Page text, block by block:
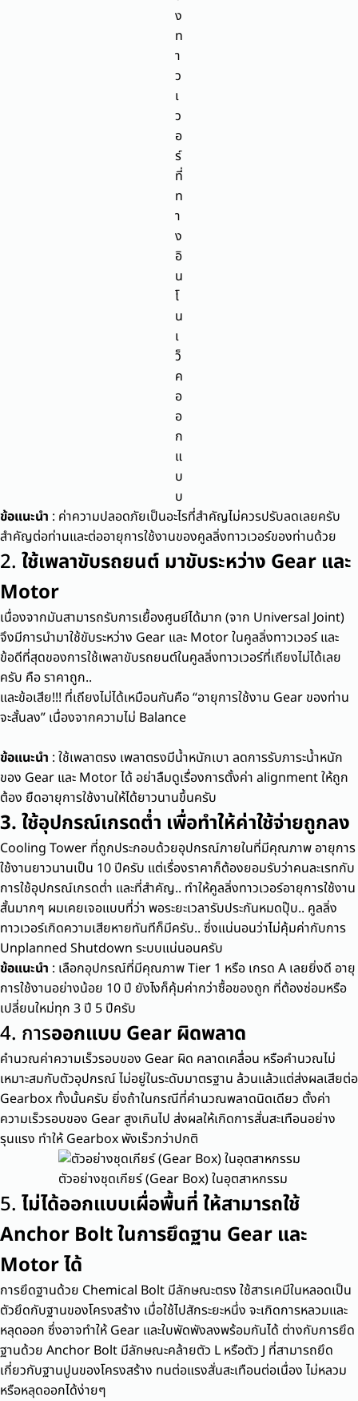
ง
ท
า
ว
เ
ว
อ
ร์
ที่
ท
า
ง
อิ
น
โ
น
เ
ว็
ค
อ
อ
ก
แ
บ
บ
ข้อแนะนำ : ค่าความปลอดภัยเป็นอะไรที่สำคัญไม่ควรปรับลดเลยครับ
สำคัญต่อท่านและต่ออายุการใช้งานของคูลลิ่งทาวเวอร์ของท่านด้วย
2. ใช้เพลาขับรถยนต์ มาขับระหว่าง Gear และ
Motor
เนื่องจากมันสามารถรับการเยื้องศูนย์ได้มาก (จาก Universal Joint)
จึงมีการนำมาใช้ขับระหว่าง Gear และ Motor ในคูลลิ่งทาวเวอร์ และ
ข้อดีที่สุดของการใช้เพลาขับรถยนต์ในคูลลิ่งทาวเวอร์ที่เถียงไม่ได้เลย
ครับ คือ ราคาถูก..
และข้อเสีย!!! ที่เถียงไม่ได้เหมือนกันคือ “อายุการใช้งาน Gear ของท่าน
จะสั้นลง” เนื่องจากความไม่ Balance
ข้อแนะนำ : ใช้เพลาตรง เพลาตรงมีน้ำหนักเบา ลดการรับภาระน้ำหนัก
ของ Gear และ Motor ได้ อย่าลืมดูเรื่องการตั้งค่า alignment ให้ถูก
ต้อง ยืดอายุการใช้งานให้ได้ยาวนานขึ้นครับ
3. ใช้อุปกรณ์เกรดต่ำ เพื่อทำให้ค่าใช้จ่ายถูกลง
Cooling Tower ที่ถูกประกอบด้วยอุปกรณ์ภายในที่มีคุณภาพ อายุการ
ใช้งานยาวนานเป็น 10 ปีครับ แต่เรื่องราคาก็ต้องยอมรับว่าคนละเรทกับ
การใช้อุปกรณ์เกรดต่ำ และที่สำคัญ.. ทำให้คูลลิ่งทาวเวอร์อายุการใช้งาน
สั้นมากๆ ผมเคยเจอแบบที่ว่า พอระยะเวลารับประกันหมดปุ๊บ.. คูลลิ่ง
ทาวเวอร์เกิดความเสียหายทันทีก็มีครับ.. ซึ่งแน่นอนว่าไม่คุ้มค่ากับการ
Unplanned Shutdown ระบบแน่นอนครับ
ข้อแนะนำ : เลือกอุปกรณ์ที่มีคุณภาพ Tier 1 หรือ เกรด A เลยยิ่งดี อายุ
การใช้งานอย่างน้อย 10 ปี ยังไงก็คุ้มค่ากว่าซื้อของถูก ที่ต้องซ่อมหรือ
เปลี่ยนใหม่ทุก 3 ปี 5 ปีครับ
4. การออกแบบ Gear ผิดพลาด
คำนวณค่าความเร็วรอบของ Gear ผิด คลาดเคลื่อน หรือคำนวณไม่
เหมาะสมกับตัวอุปกรณ์ ไม่อยู่ในระดับมาตรฐาน ล้วนแล้วแต่ส่งผลเสียต่อ
Gearbox ทั้งนั้นครับ ยิ่งถ้าในกรณีที่คำนวณพลาดนิดเดียว ตั้งค่า
ความเร็วรอบของ Gear สูงเกินไป ส่งผลให้เกิดการสั่นสะเทือนอย่าง
รุนแรง ทำให้ Gearbox พังเร็วกว่าปกติ
ตัวอย่างชุดเกียร์ (Gear Box) ในอุตสาหกรรม
5. ไม่ได้ออกแบบเผื่อพื้นที่ ให้สามารถใช้
Anchor Bolt ในการยึดฐาน Gear และ
Motor ได้
การยึดฐานด้วย Chemical Bolt มีลักษณะตรง ใช้สารเคมีในหลอดเป็น
ตัวยึดกับฐานของโครงสร้าง เมื่อใช้ไปสักระยะหนึ่ง จะเกิดการหลวมและ
หลุดออก ซึ่งอาจทำให้ Gear และใบพัดพังลงพร้อมกันได้ ต่างกับการยึด
ฐานด้วย Anchor Bolt มีลักษณะคล้ายตัว L หรือตัว J ที่สามารถยึด
เกี่ยวกับฐานปูนของโครงสร้าง ทนต่อแรงสั่นสะเทือนต่อเนื่อง ไม่หลวม
หรือหลุดออกได้ง่ายๆ